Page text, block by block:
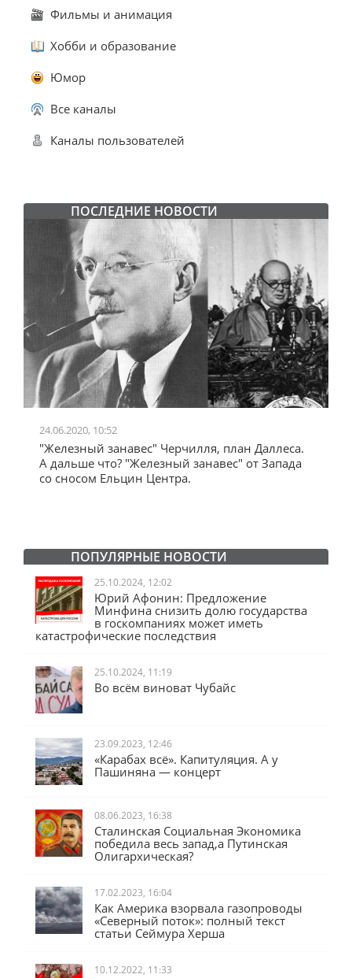
Фильмы и анимация
Хобби и образование
Юмор
Все каналы
Каналы пользователей
ПОСЛЕДНИЕ НОВОСТИ
24.06.2020, 10:52
"Железный занавес" Черчилля, план Даллеса.
А дальше что? "Железный занавес" от Запада
со сносом Ельцин Центра.
ПОПУЛЯРНЫЕ НОВОСТИ
25.10.2024, 12:02
Юрий Афонин: Предложение
Минфина снизить долю государства
в госкомпаниях может иметь
катастрофические последствия
25.10.2024, 11:19
Во всём виноват Чубайс
23.09.2023, 12:46
«Карабах всё». Капитуляция. А у
Пашиняна — концерт
08.06.2023, 16:38
Сталинская Социальная Экономика
победила весь запад,а Путинская
Олигархическая?
17.02.2023, 16:04
Как Америка взорвала газопроводы
«Северный поток»: полный текст
статьи Сеймура Херша
10.12.2022, 11:33